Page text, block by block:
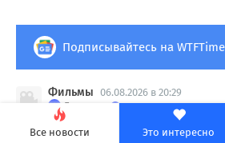
Все новости Это интересно
Подписывайтесь на
Фильмы 06.08.2026 в 20:29
Evernews
СМИ: Циклопа в